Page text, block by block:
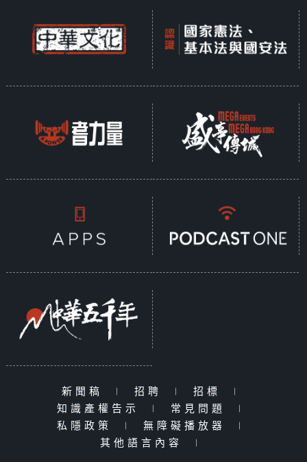
新聞稿 | 招聘 | 招標
|
知識產權告示
| 常見問題
|
私隱政策
| 無障礙播放器
|
其他語言內容
|